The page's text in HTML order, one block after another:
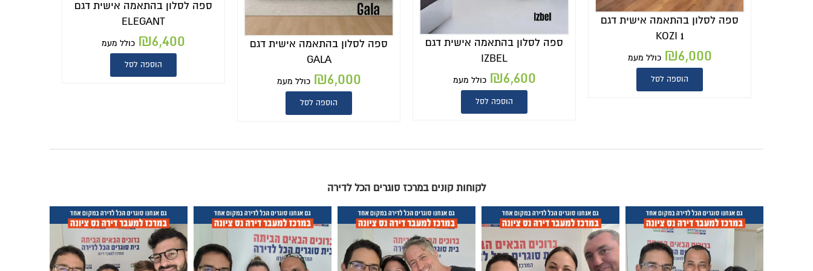
ספה לסלון בהתאמה אישית דגם
KOZI 1
₪6,000 כולל מעמ
הוספה לסל
ספה לסלון בהתאמה אישית דגם
IZBEL
₪6,600 כולל מעמ
הוספה לסל
ספה לסלון בהתאמה אישית דגם
GALA
₪6,000 כולל מעמ
הוספה לסל
ספה לסלון בהתאמה אישית דגם
ELEGANT
₪6,400 כולל מעמ
הוספה לסל
לקוחות קונים במרכז סוגרים הכל לדירה